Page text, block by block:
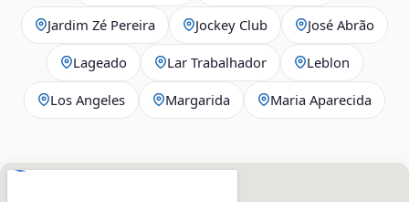
Jardim Zé Pereira Jockey Club José Abrão
Lageado Lar Trabalhador Leblon
Los Angeles Margarida Maria Aparecida